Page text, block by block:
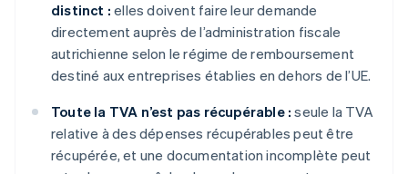
distinct : elles doivent faire leur demande
directement auprès de l’administration fiscale
autrichienne selon le régime de remboursement
destiné aux entreprises établies en dehors de l’UE.
Toute la TVA n’est pas récupérable : seule la TVA
relative à des dépenses récupérables peut être
récupérée, et une documentation incomplète peut